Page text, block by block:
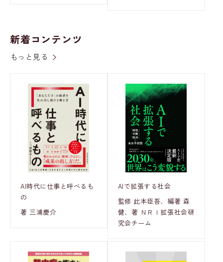
新着コンテンツ
もっと見る
AI時代に仕事と呼べるも
の
著 三浦慶介
AIで拡張する社会
監修 此本臣吾、編著 森
健、著 ＮＲＩ拡張社会研
究会チーム